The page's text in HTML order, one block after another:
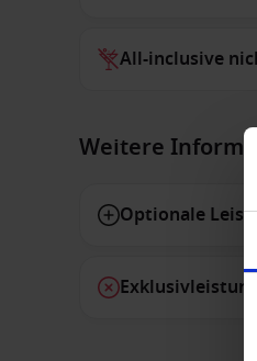
All-inclusive
Weitere
Optionale